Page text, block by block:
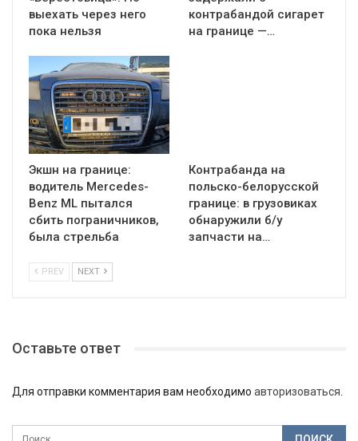
выехать через него
пока нельзя
контрабандой сигарет
на границе —…
Экшн на границе:
водитель Mercedes-
Benz ML пытался
сбить пограничников,
была стрельба
Контрабанда на
польско-белорусской
границе: в грузовиках
обнаружили б/у
запчасти на…
PREV NEXT
Оставьте ответ
Для отправки комментария вам необходимо авторизоваться.